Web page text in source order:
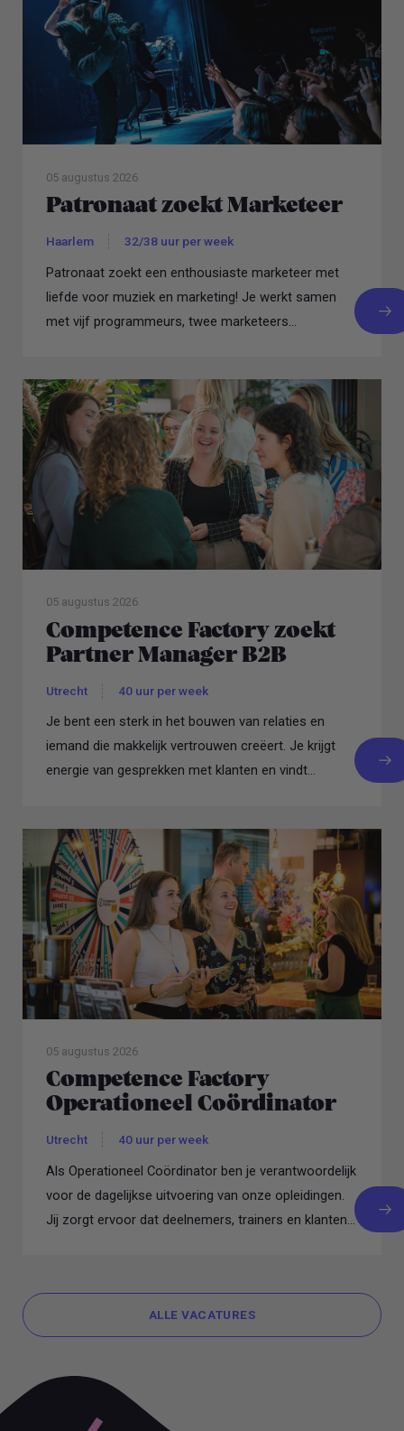
05 augustus 2026
Patronaat zoekt Marketeer
Haarlem 32/38 uur per week
Patronaat zoekt een enthousiaste marketeer met
liefde voor muziek en marketing! Je werkt samen
met vijf programmeurs, twee marketeers...
05 augustus 2026
Competence Factory zoekt
Partner Manager B2B
Utrecht 40 uur per week
Je bent een sterk in het bouwen van relaties en
iemand die makkelijk vertrouwen creëert. Je krijgt
energie van gesprekken met klanten en vindt...
05 augustus 2026
Competence Factory
Operationeel Coördinator
Utrecht 40 uur per week
Als Operationeel Coördinator ben je verantwoordelijk
voor de dagelijkse uitvoering van onze opleidingen.
Jij zorgt ervoor dat deelnemers, trainers en klanten...
ALLE VACATURES